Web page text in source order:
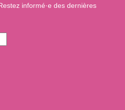
informé·e des dernières